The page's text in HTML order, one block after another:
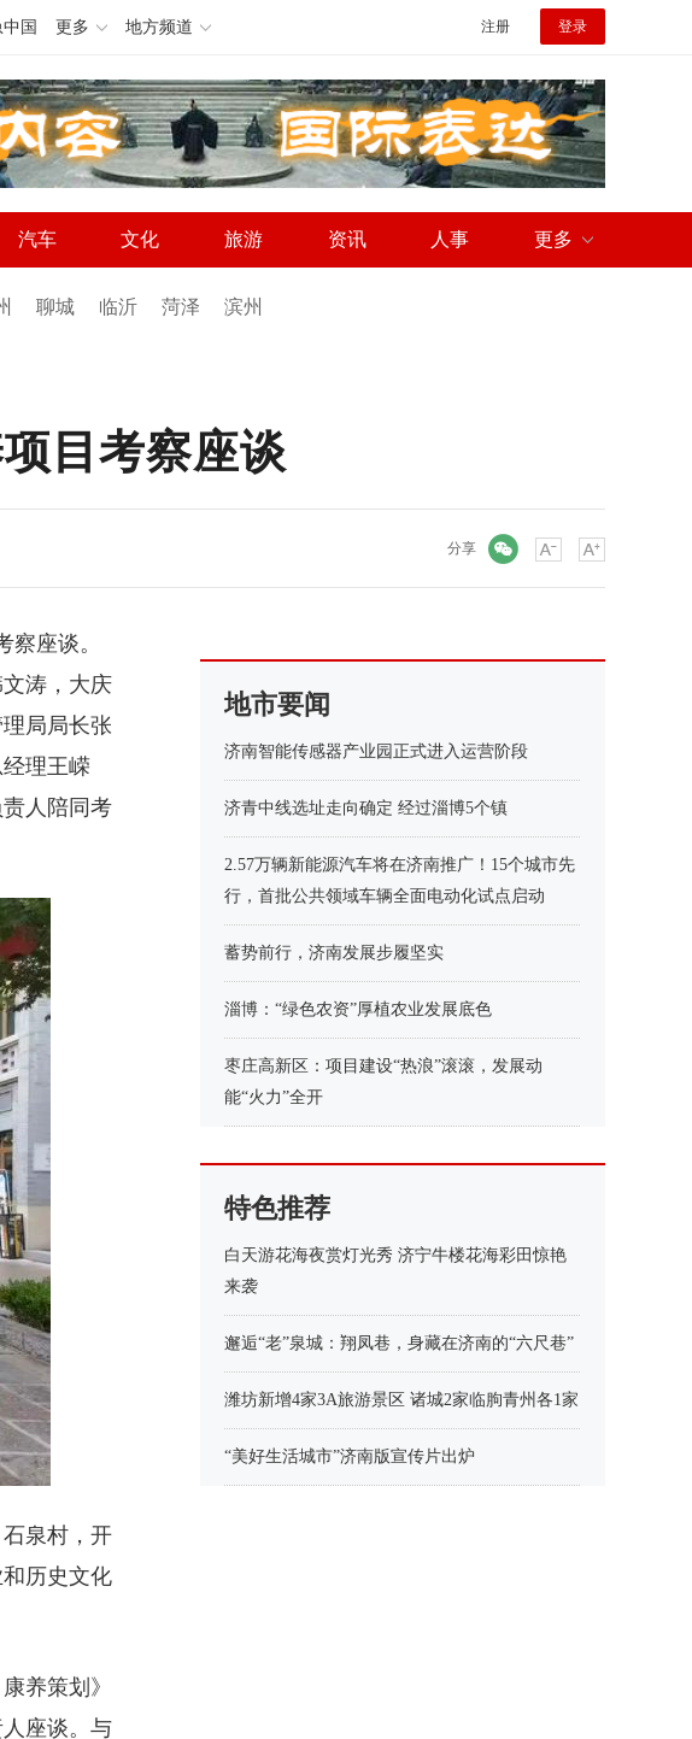
国 更多 地方频道 注册 登录
汽车 文化 旅游 资讯 人事 更多
聊城 临沂 菏泽 滨州
目考察座谈
分享
座谈。
涛，大庆
局局长张
理王嵘
人陪同考
泉村，开
历史文化
养策划》
座谈。与
地市要闻
济南智能传感器产业园正式进入运营阶段
济青中线选址走向确定 经过淄博5个镇
2.57万辆新能源汽车将在济南推广！15个城市先
行，首批公共领域车辆全面电动化试点启动
蓄势前行，济南发展步履坚实
淄博：“绿色农资”厚植农业发展底色
枣庄高新区：项目建设“热浪”滚滚，发展动
能“火力”全开
特色推荐
白天游花海夜赏灯光秀 济宁牛楼花海彩田惊艳
来袭
邂逅“老”泉城：翔凤巷，身藏在济南的“六尺巷”
潍坊新增4家3A旅游景区 诸城2家临朐青州各1家
“美好生活城市”济南版宣传片出炉